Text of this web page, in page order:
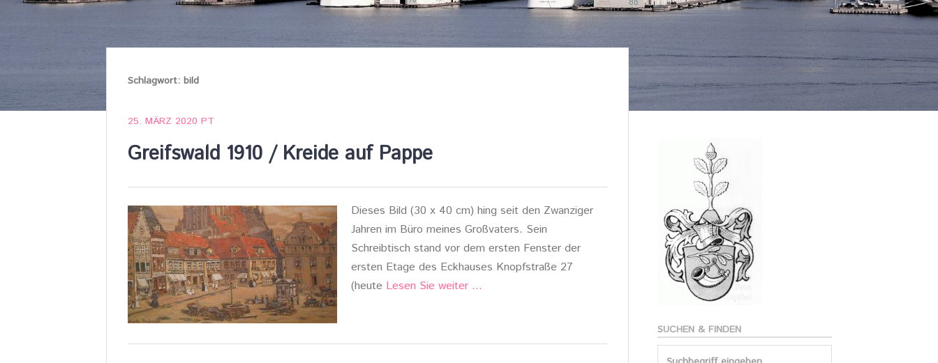
Schlagwort: bild
25. MÄRZ 2020 PT
Greifswald 1910 / Kreide auf Pappe
Dieses Bild (30 x 40 cm) hing seit den Zwanziger
Jahren im Büro meines Großvaters. Sein
Schreibtisch stand vor dem ersten Fenster der
ersten Etage des Eckhauses Knopfstraße 27
(heute Lesen Sie weiter …
SUCHEN & FINDEN
Search